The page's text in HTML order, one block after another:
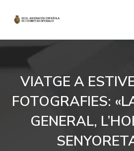
VIATGE A
FOTOGRAFIES:
GENERAL,